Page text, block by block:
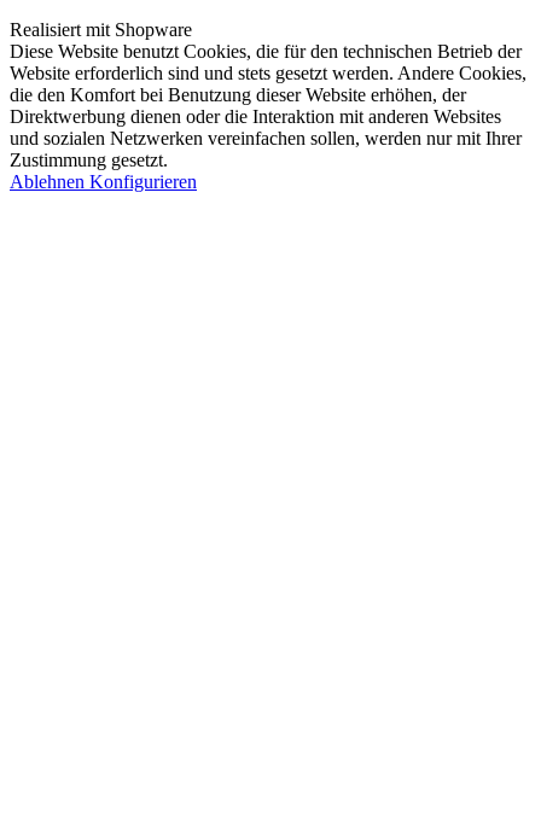
Realisiert mit Shopware
Diese Website benutzt Cookies, die für den technischen Betrieb der
Website erforderlich sind und stets gesetzt werden. Andere Cookies,
die den Komfort bei Benutzung dieser Website erhöhen, der
Direktwerbung dienen oder die Interaktion mit anderen Websites
und sozialen Netzwerken vereinfachen sollen, werden nur mit Ihrer
Zustimmung gesetzt.
Ablehnen Konfigurieren